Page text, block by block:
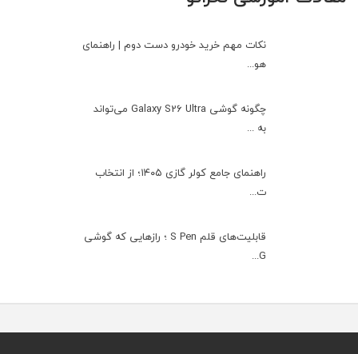
نکات مهم خرید خودرو دست دوم | راهنمای
هو...
چگونه گوشی Galaxy S26 Ultra می‌تواند
به ...
راهنمای جامع کولر گازی ۱۴۰۵؛ از انتخاب
ت...
قابلیت‌های قلم S Pen ؛ رازهایی که گوشی
G...